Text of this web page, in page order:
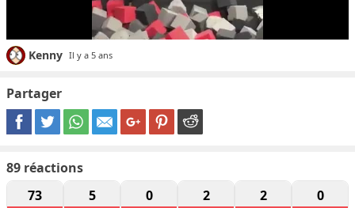
Kenny Il y a 5 ans
Partager
89 réactions
73
5 0 2 2 0